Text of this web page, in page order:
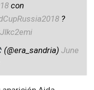
con
?
(@era_sandria)June